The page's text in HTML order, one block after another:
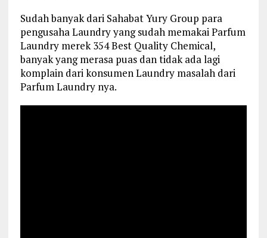
Sudah banyak dari Sahabat Yury Group para
pengusaha Laundry yang sudah memakai Parfum
Laundry merek 354 Best Quality Chemical,
banyak yang merasa puas dan tidak ada lagi
komplain dari konsumen Laundry masalah dari
Parfum Laundry nya.